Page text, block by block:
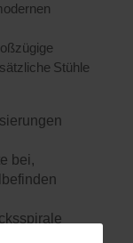
Stühle
bei,
die